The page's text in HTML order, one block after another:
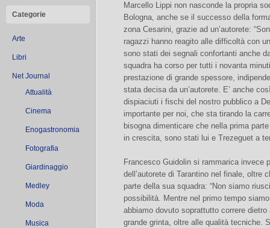
Categorie
Arte
Libri
Net Journal
Attualità
Cinema
Enogastronomia
Fotografia
Giardinaggio
Medley
Moda
Musica
Marcello Lippi non nasconde la propria
Bologna, anche se il successo della
zona Cesarini, grazie ad un’autorete:
ragazzi hanno reagito alle difficoltà con
sono stati dei segnali confortanti anche
squadra ha corso per tutti i novanta
prestazione di grande spessore,
stata decisa da un’autorete. E’ anche
dispiaciuti i fischi del nostro pubblico a
importante per noi, che sta tirando la
bisogna dimenticare che nella prima
in crescita, sono stati lui e Trezeguet a
Francesco Guidolin si rammarica invece
dell’autorete di Tarantino nel finale, oltre
parte della sua squadra: “Non siamo
possibilità. Mentre nel primo tempo
abbiamo dovuto soprattutto correre
grande grinta, oltre alle qualità tecniche.